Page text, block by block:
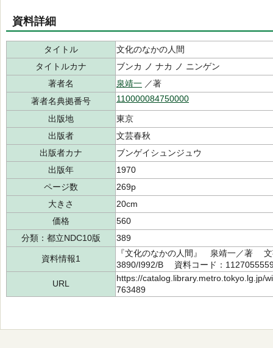
資料詳細
タイトル
文化のなかの人間
タイトルカナ
ブンカ ノ ナカ ノ ニンゲン
著者名
泉靖一 ／著
著者名典拠番号
110000084750000
出版地
東京
出版者
文芸春秋
出版者カナ
ブンゲイシュンジュウ
出版年
1970
ページ数
269p
大きさ
20cm
価格
560
分類：都立NDC10版
389
資料情報1
『文化のなかの人間』 泉靖一／著
3890/I992/B 資料コード：
URL
https://catalog.library.metro.tokyo.lg.jp/
763489